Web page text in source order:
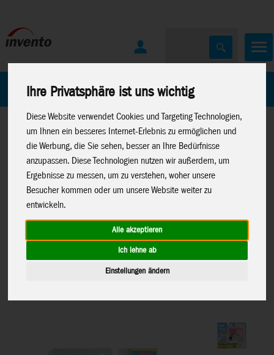
Ihre Privatsphäre ist uns wichtig
Diese Website verwendet Cookies und Targeting Technologien,
um Ihnen ein besseres Internet-Erlebnis zu ermöglichen und
die Werbung, die Sie sehen, besser an Ihre Bedürfnisse
anzupassen. Diese Technologien nutzen wir außerdem, um
Ergebnisse zu messen, um zu verstehen, woher unsere
Besucher kommen oder um unsere Website weiter zu
entwickeln.
Alle akzeptieren
Ich lehne ab
Einstellungen ändern
Home Marken
Home>Spielwaren>Moose Toys>Bluey
BLUEY Mini-Spielset Ice Cream
Shop, inkl. Bingo Figur & Zubehör,
17553